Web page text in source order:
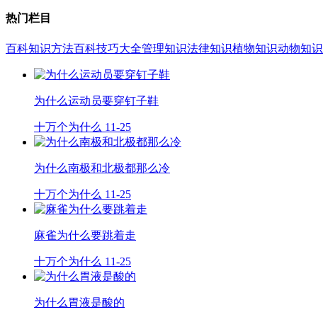
热门栏目
百科知识方法百科技巧大全管理知识法律知识植物知识动物知识
为什么运动员要穿钉子鞋
十万个为什么 11-25
为什么南极和北极都那么冷
十万个为什么 11-25
麻雀为什么要跳着走
十万个为什么 11-25
为什么胃液是酸的